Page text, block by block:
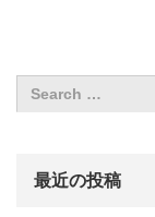
最近の投稿